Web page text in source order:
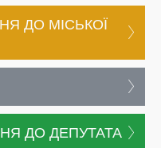
ДО МІСЬКОЇ
ДО ДЕПУТАТА